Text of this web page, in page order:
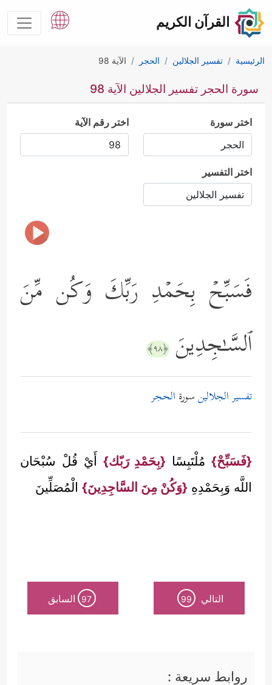
القرآن الكريم
الرئيسية تفسير الجلالين الحجر الآية 98
سورة الحجر تفسير الجلالين الآية 98
اختر سورة اختر رقم الآية
اختر التفسير
فَسَبِّحۡ بِحَمۡدِ رَبِّكَ وَكُن مِّنَ
ٱلسَّـٰجِدِینَ ﴿٩٨﴾
تفسير الجلالينسورة الحجر
{فَسَبِّحْ}مُلْتَبِسًا {بِحَمْدِ رَبّك} أَيْ قُلْ سُبْحَان
اللَّه وَبِحَمْدِهِ {وَكُنْ مِنَ السَّاجِدِينَ} الْمُصَلِّينَ
التالي 99
97 السابق
روابط سريعة :